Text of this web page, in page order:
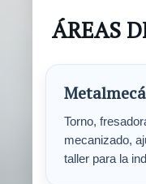
ÁREAS
Torno,
mecanizado,
taller para la